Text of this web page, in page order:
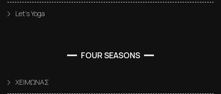
Let’s Yoga
FOUR SEASONS
ΧΕΙΜΩΝΑΣ